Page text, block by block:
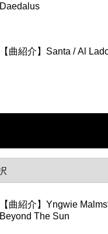
Daedalus
【曲紹介】Santa / Al
【曲紹介】Yngwie
Beyond The Sun